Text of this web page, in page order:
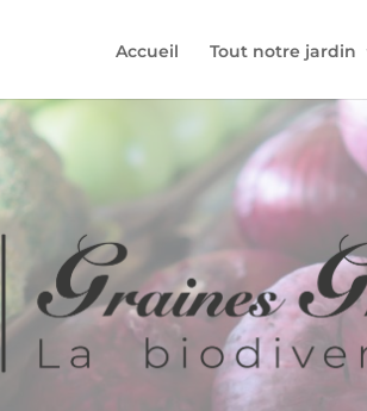
Accueil Tout notre jardin